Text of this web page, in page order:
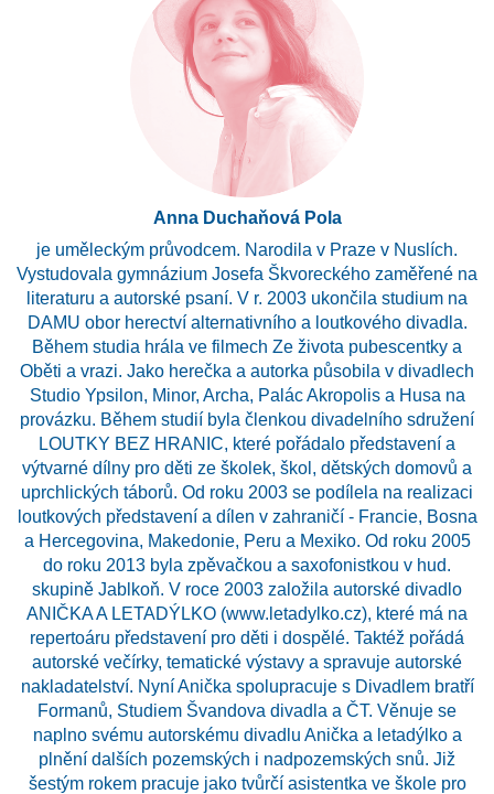
Anna Duchaňová Pola
je uměleckým průvodcem. Narodila v Praze v Nuslích.
Vystudovala gymnázium Josefa Škvoreckého zaměřené na
literaturu a autorské psaní. V r. 2003 ukončila studium na
DAMU obor herectví alternativního a loutkového divadla.
Během studia hrála ve filmech Ze života pubescentky a
Oběti a vrazi. Jako herečka a autorka působila v divadlech
Studio Ypsilon, Minor, Archa, Palác Akropolis a Husa na
provázku. Během studií byla členkou divadelního sdružení
LOUTKY BEZ HRANIC, které pořádalo představení a
výtvarné dílny pro děti ze školek, škol, dětských domovů a
uprchlických táborů. Od roku 2003 se podílela na realizaci
loutkových představení a dílen v zahraničí - Francie, Bosna
a Hercegovina, Makedonie, Peru a Mexiko. Od roku 2005
do roku 2013 byla zpěvačkou a saxofonistkou v hud.
skupině Jablkoň. V roce 2003 založila autorské divadlo
ANIČKA A LETADÝLKO (www.letadylko.cz), které má na
repertoáru představení pro děti i dospělé. Taktéž pořádá
autorské večírky, tematické výstavy a spravuje autorské
nakladatelství. Nyní Anička spolupracuje s Divadlem bratří
Formanů, Studiem Švandova divadla a ČT. Věnuje se
naplno svému autorskému divadlu Anička a letadýlko a
plnění dalších pozemských i nadpozemských snů. Již
šestým rokem pracuje jako tvůrčí asistentka ve škole pro